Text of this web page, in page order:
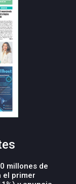
millones de
el primer